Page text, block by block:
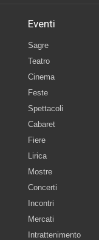
Eventi
Sagre
Teatro
Cinema
Feste
Spettacoli
Cabaret
Fiere
Lirica
Mostre
Concerti
Incontri
Mercati
Intrattenimento